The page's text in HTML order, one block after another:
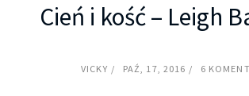
Cień i kość – Leigh
VICKY PAŹ, 17, 2016 6